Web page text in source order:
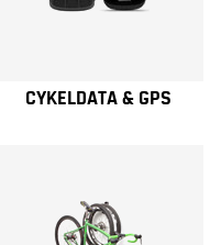
CYKELDATA & GPS